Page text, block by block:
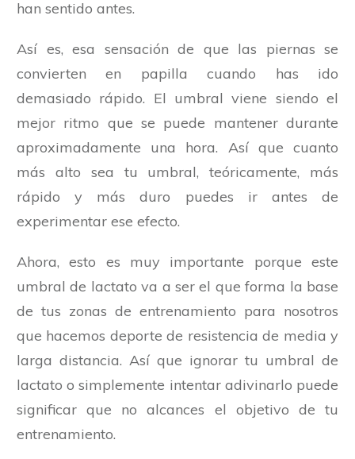
han sentido antes.
Así es, esa sensación de que las piernas se
convierten en papilla cuando has ido
demasiado rápido. El umbral viene siendo el
mejor ritmo que se puede mantener durante
aproximadamente una hora. Así que cuanto
más alto sea tu umbral, teóricamente, más
rápido y más duro puedes ir antes de
experimentar ese efecto.
Ahora, esto es muy importante porque este
umbral de lactato va a ser el que forma la base
de tus zonas de entrenamiento para nosotros
que hacemos deporte de resistencia de media y
larga distancia. Así que ignorar tu umbral de
lactato o simplemente intentar adivinarlo puede
significar que no alcances el objetivo de tu
entrenamiento.